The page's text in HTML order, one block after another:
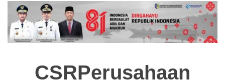
CSRPerusahaan